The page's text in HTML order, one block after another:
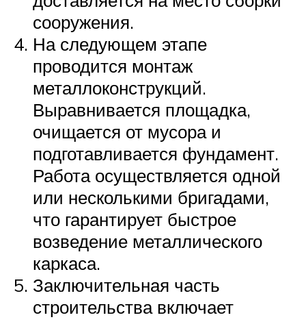
сооружения.
На следующем этапе
проводится монтаж
металлоконструкций.
Выравнивается площадка,
очищается от мусора и
подготавливается фундамент.
Работа осуществляется одной
или несколькими бригадами,
что гарантирует быстрое
возведение металлического
каркаса.
Заключительная часть
строительства включает